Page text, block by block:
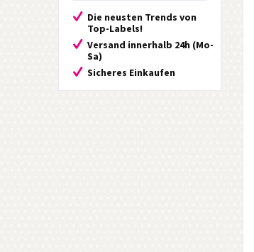
Die neusten Trends von
Top-Labels!
Versand innerhalb 24h (Mo-
Sa)
Sicheres Einkaufen